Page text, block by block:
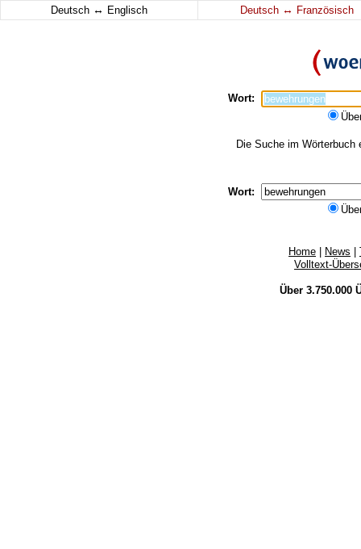
Deutsch ↔ Englisch Deutsch ↔ Französisch
Wort:
Die Suche im Wörterbuch
Wort:
Home News
Volltext-
Über 3.750.000